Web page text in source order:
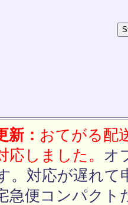
新： おてがる配
応しました。 オ
。対応が遅れ
急便コンパクト